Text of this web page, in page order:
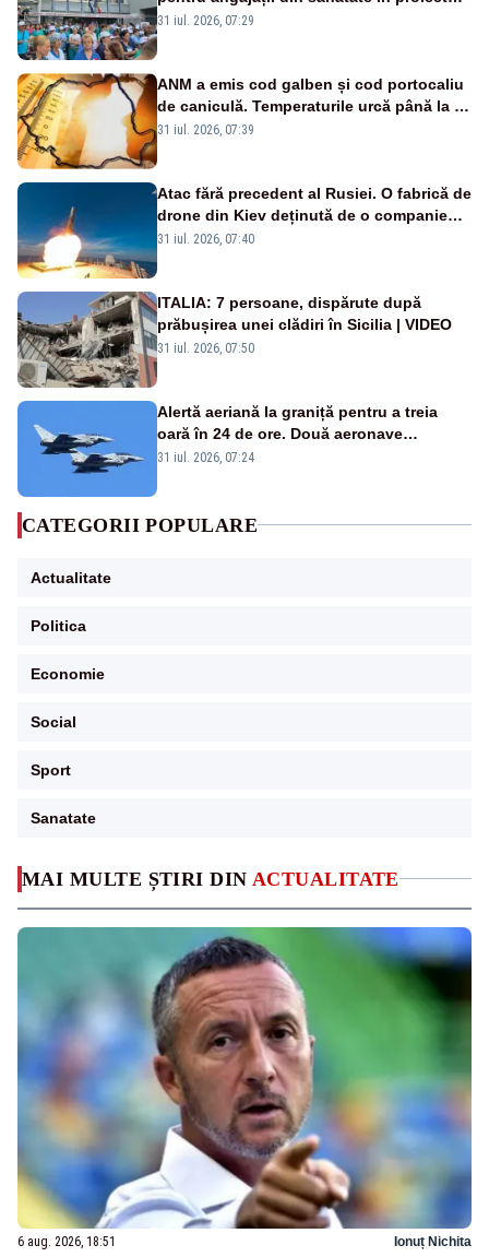
MAI MULTE ȘTIRI DIN ACTUALITATE
6 aug. 2026, 18:51 Ionuț Nichita
Legii salarizării
31 iul. 2026, 07:29
ANM a emis cod galben și cod portocaliu
de caniculă. Temperaturile urcă până la 38
de grade, iar nopțile devin tropicale
31 iul. 2026, 07:39
Atac fără precedent al Rusiei. O fabrică de
drone din Kiev deținută de o companie
americană, distrusă de o rachetă
31 iul. 2026, 07:40
ITALIA: 7 persoane, dispărute după
prăbușirea unei clădiri în Sicilia | VIDEO
31 iul. 2026, 07:50
Alertă aeriană la graniță pentru a treia
oară în 24 de ore. Două aeronave
Eurofighter britanice au fost ridicate de la
31 iul. 2026, 07:24
CATEGORII POPULARE
Actualitate
Politica
Economie
Social
Sport
Sanatate